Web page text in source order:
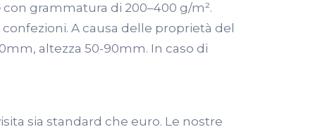
con grammatura di 200–400 g/m².
A causa delle proprietà del
altezza 50-90mm. In caso di
sia standard che euro. Le nostre